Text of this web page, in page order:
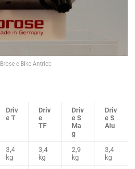
Brose e-Bike Antrieb
Driv
e T
Driv
e
TF
Driv
e S
Ma
g
Driv
e S
Alu
3,4
kg
3,4
kg
2,9
kg
3,4
kg